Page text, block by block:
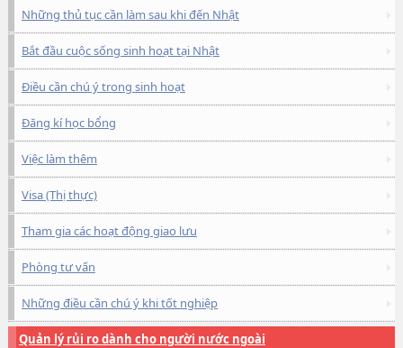
Những thủ tục cần làm sau khi đến Nhật
Bắt đầu cuộc sống sinh hoạt tại Nhật
Điều cần chú ý trong sinh hoạt
Đăng kí học bổng
Việc làm thêm
Visa (Thị thực)
Tham gia các hoạt động giao lưu
Phòng tư vấn
Những điều cần chú ý khi tốt nghiệp
Quản lý rủi ro dành cho người nước ngoài